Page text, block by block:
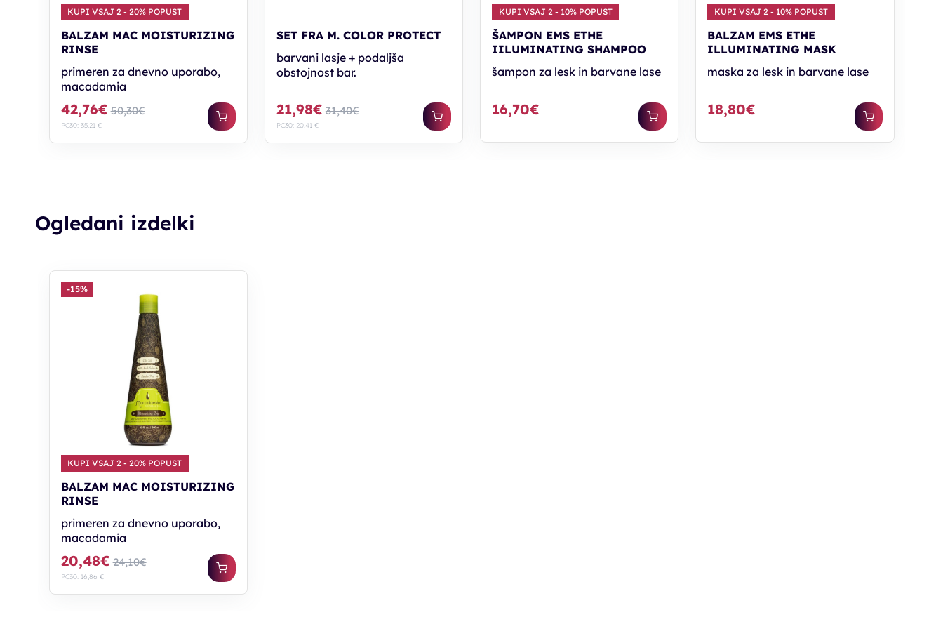
KUPI VSAJ 2 - 20% POPUST
BALZAM MAC MOISTURIZING
RINSE
primeren za dnevno uporabo,
macadamia
42,76€ 50,30€
PC30: 35,21 €
SET FRA M. COLOR PROTECT
barvani lasje + podaljša
obstojnost bar.
21,98€ 31,40€
PC30: 20,41 €
KUPI VSAJ 2 - 10% POPUST
ŠAMPON EMS ETHE
IILUMINATING SHAMPOO
šampon za lesk in barvane lase
16,70€
KUPI VSAJ 2 - 10% POPUST
BALZAM EMS ETHE
ILLUMINATING MASK
maska za lesk in barvane lase
18,80€
Ogledani izdelki
KUPI VSAJ 2 - 20% POPUST
-15%
BALZAM MAC MOISTURIZING
RINSE
primeren za dnevno uporabo,
macadamia
20,48€ 24,10€
PC30: 16,86 €